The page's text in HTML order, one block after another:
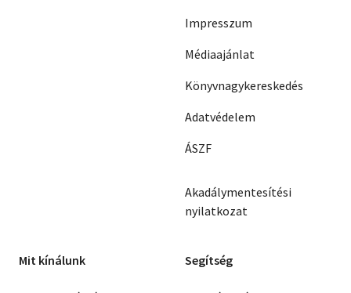
Impresszum
Médiaajánlat
Könyvnagykereskedés
Adatvédelem
ÁSZF
Akadálymentesítési
nyilatkozat
Mit kínálunk Segítség